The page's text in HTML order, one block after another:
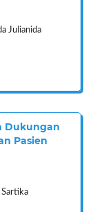
Julianida
Dukungan
Pasien